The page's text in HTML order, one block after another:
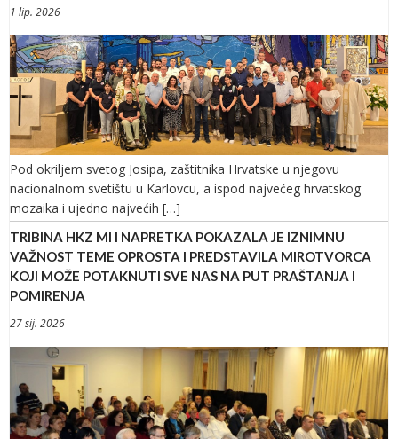
1 lip. 2026
Pod okriljem svetog Josipa, zaštitnika Hrvatske u njegovu
nacionalnom svetištu u Karlovcu, a ispod najvećeg hrvatskog
mozaika i ujedno najvećih […]
TRIBINA HKZ MI I NAPRETKA POKAZALA JE IZNIMNU
VAŽNOST TEME OPROSTA I PREDSTAVILA MIROTVORCA
KOJI MOŽE POTAKNUTI SVE NAS NA PUT PRAŠTANJA I
POMIRENJA
27 sij. 2026